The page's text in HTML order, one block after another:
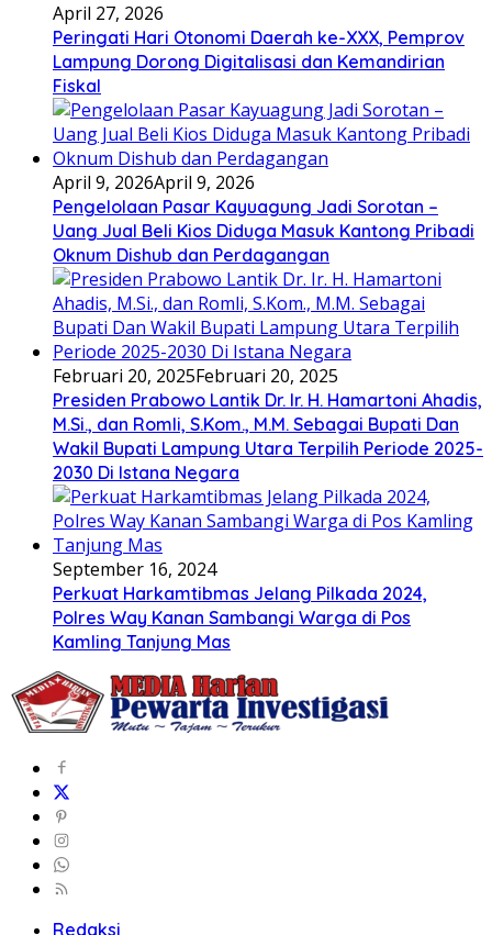
April 27, 2026
Peringati Hari Otonomi Daerah ke-XXX, Pemprov
Lampung Dorong Digitalisasi dan Kemandirian
Fiskal
April 9, 2026April 9, 2026
Pengelolaan Pasar Kayuagung Jadi Sorotan –
Uang Jual Beli Kios Diduga Masuk Kantong Pribadi
Oknum Dishub dan Perdagangan
Februari 20, 2025Februari 20, 2025
Presiden Prabowo Lantik Dr. Ir. H. Hamartoni Ahadis,
M.Si., dan Romli, S.Kom., M.M. Sebagai Bupati Dan
Wakil Bupati Lampung Utara Terpilih Periode 2025-
2030 Di Istana Negara
September 16, 2024
Perkuat Harkamtibmas Jelang Pilkada 2024,
Polres Way Kanan Sambangi Warga di Pos
Kamling Tanjung Mas
Redaksi